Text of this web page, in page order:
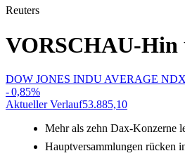
Reuters
VORSCHAU-Hin
DOW JONES INDU AVERAGE NDX
-0,85%
Aktueller Verlauf53.885,10
Mehr als zehn Dax-Konzerne
Hauptversammlungen rücken